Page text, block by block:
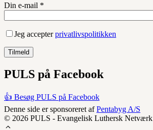
Din e-mail *
Jeg accepterprivatlivspolitikken
PULS på Facebook
👍 Besøg PULS på Facebook
Denne side er sponsoreret afPentabyg A/S
© 2026 PULS - Evangelisk Luthersk Netværk